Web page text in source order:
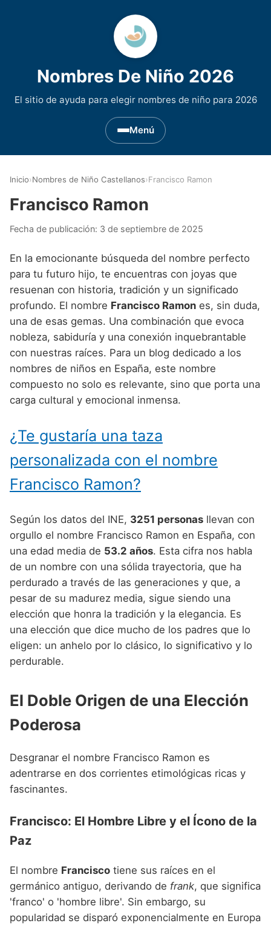
Nombres De Niño 2026
El sitio de ayuda para elegir nombres de niño para 2026
Menú
Nombres de niño que empiezan por D
Nombres de niño que empiezan por E
Nombres de niño que empiezan por F
Nombres de niño que empiezan por G
Nombres de niño que empiezan por H
Nombres de niño que empiezan por I
Nombres de niño que empiezan por J
Nombres de niño que empiezan por K
Nombres de niño que empiezan por L
Nombres de niño que empiezan por M
Nombres de niño que empiezan por O
Nombres de niño que empiezan por P
Nombres de niño que empiezan por Q
Nombres de niño que empiezan por R
Nombres de niño que empiezan por S
Nombres de niño que empiezan por T
Nombres de niño que empiezan por U
Nombres de niño que empiezan por W
Nombres de niño que empiezan por Y
Nombres de Niño Asturianos
Nombres de Niño Baleares
Nombres de Niño Cantabros
Nombres de Niño Castellanos
Nombres de Niño Catalanes
Nombres de Niño Extremeños
Nombres de Niño Gallegos
Nombres de Niño Madrileños
Nombres de Niño Murcianos
Nombres de Niño Riojanos
Nombres de Niño Valencianos
Nombres de Niño Vascos
Nombres de Niño Celtas
Nombres de Niño Egipcios
Nombres de Niño Griegos
Nombres de Niño Mitologicos
Nombres de Niño Romanos
Nombres de Niño Vikingos
Nombres de Niño Alemanes
Nombres de Niño Americanos
Nombres de Niño Arabes
Nombres de Niño Chinos
Nombres de Niño Franceses
Nombres de Niño Hispanoamericanos
Nombres de Niño Italianos
Nombres de Niño Japoneses
Nombres de Niño Judíos
Nombres de Niño Portugueses
Nombres de Niño Rumanos
Nombres de Niño Rusos
Nombres de Niño Suecos
Buscar
Inicio›Nombres de Niño Castellanos›Francisco Ramon
Francisco Ramon
Fecha de publicación: 3 de septiembre de 2025
En la emocionante búsqueda del nombre perfecto
para tu futuro hijo, te encuentras con joyas que
resuenan con historia, tradición y un significado
profundo. El nombre Francisco Ramon es, sin duda,
una de esas gemas. Una combinación que evoca
nobleza, sabiduría y una conexión inquebrantable
con nuestras raíces. Para un blog dedicado a los
nombres de niños en España, este nombre
compuesto no solo es relevante, sino que porta una
carga cultural y emocional inmensa.
¿Te gustaría una taza
personalizada con el nombre
Francisco Ramon?
Según los datos del INE, 3251 personas llevan con
orgullo el nombre Francisco Ramon en España, con
una edad media de 53.2 años. Esta cifra nos habla
de un nombre con una sólida trayectoria, que ha
perdurado a través de las generaciones y que, a
pesar de su madurez media, sigue siendo una
elección que honra la tradición y la elegancia. Es
una elección que dice mucho de los padres que lo
eligen: un anhelo por lo clásico, lo significativo y lo
perdurable.
El Doble Origen de una Elección
Poderosa
Desgranar el nombre Francisco Ramon es
adentrarse en dos corrientes etimológicas ricas y
fascinantes.
Francisco: El Hombre Libre y el Ícono de la
Paz
El nombre Francisco tiene sus raíces en el
germánico antiguo, derivando de frank, que significa
'franco' o 'hombre libre'. Sin embargo, su
popularidad se disparó exponencialmente en Europa